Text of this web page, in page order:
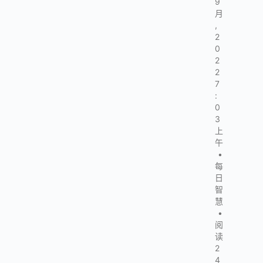
月
,
2
0
2
2
7
:
0
3
上
午
•
每
日
智
慧
•
阅
读
2
4